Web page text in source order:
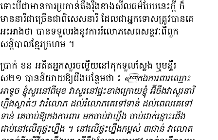
ទោះបី​ជា​មាន​ការ​ប្រកាន់​តឹងរ៉ឹង​ខាង​សីលធម៌​បែបនេះ​ក្តី ក៏​
មាន​នារី​ជា​ច្រើន​ជា​ពិសេស​នារី ដែល​ជា​អ្នកទោស​ត្រូវ​បាន​គេ​
អះឤង​ថា បាន​ទទួល​រង​នូវ​ការ​រំលោភ​សេពសន្ថវៈ​ពី​ពួក​
សន្តិបាល​ខ្មែរក្រហម ។
ប្រាក់ ខន អតីត​អ្នក​សួរ​ចម្លើយ​នៅ​គុក​ទួលស្លែង ឬ​មន្ទីរ​
ស២១ បាន​និយាយ​ឱ្យ​ដឹង​បន្ថែម​ថា ៖ «កង​ការពារ​ឈ្មោះ
ឤទូច ខ្ញុំ​សួរ​នៅ​ពី​មុខ វា​សួរ​នៅ​ផ្ទះ​ខាងក្រោយ​ខ្ញុំ អ៊ីចឹង​វា​សួរ​នារី​
ហ្នឹង​ស្ងាត់ៗ វា​រំលោភ ដល់​រំលោភ​គេ​ទៅទាន់ ដល់ពេល​គេ​ទៅ​
ទាន់ គេ​ចាប់​ឱ្យ​កង​ការពារ មក​ចាប់​វា​ហ្នឹង ចាប់​ដាក់​ខ្នោះ​ជើង
ជាប់​នៅ​លើ​តុ​ផ្ទះ​ហ្នឹង ។ នៅ​លើ​ផ្ទះ​ហ្នឹង​កម្ពស់ ៣​ជាន់ វា​លោត​